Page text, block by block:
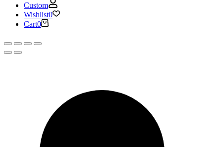
Custom
Wishlist0
Cart0